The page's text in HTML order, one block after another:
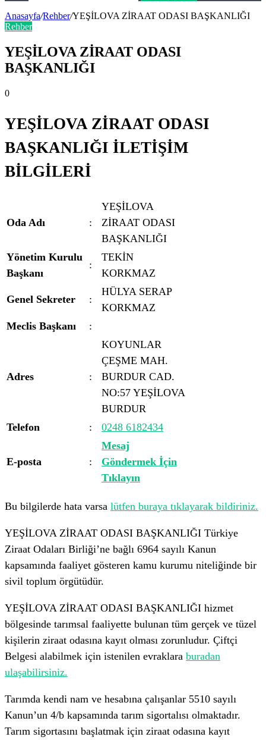
Anasayfa/Rehber/YEŞİLOVA ZİRAAT ODASI BAŞKANLIĞI
Rehber
YEŞİLOVA ZİRAAT ODASI
BAŞKANLIĞI
0
YEŞİLOVA ZİRAAT ODASI
BAŞKANLIĞI İLETİŞİM
BİLGİLERİ
Oda Adı :
YEŞİLOVA
ZİRAAT ODASI
BAŞKANLIĞI
Yönetim Kurulu
Başkanı
:
TEKİN
KORKMAZ
Genel Sekreter :
HÜLYA SERAP
KORKMAZ
Meclis Başkanı
:
Adres :
KOYUNLAR
ÇEŞME MAH.
BURDUR CAD.
NO:57 YEŞİLOVA
BURDUR
Telefon
: 0248 6182434
E-posta :
Mesaj
Göndermek İçin
Tıklayın
Bu bilgilerde hata varsa lütfen buraya tıklayarak bildiriniz.
YEŞİLOVA ZİRAAT ODASI BAŞKANLIĞI Türkiye
Ziraat Odaları Birliği’ne bağlı 6964 sayılı Kanun
kapsamında faaliyet gösteren kamu kurumu niteliğinde bir
sivil toplum örgütüdür.
YEŞİLOVA ZİRAAT ODASI BAŞKANLIĞI hizmet
bölgesinde tarımsal faaliyette bulunan tüm gerçek ve tüzel
kişilerin ziraat odasına kayıt olması zorunludur. Çiftçi
Belgesi alabilmek için istenilen evraklara buradan
ulaşabilirsiniz.
Tarımda kendi nam ve hesabına çalışanlar 5510 sayılı
Kanun’un 4/b kapsamında tarım sigortalısı olmaktadır.
Tarım sigortasını başlatmak için ziraat odasına kayıt